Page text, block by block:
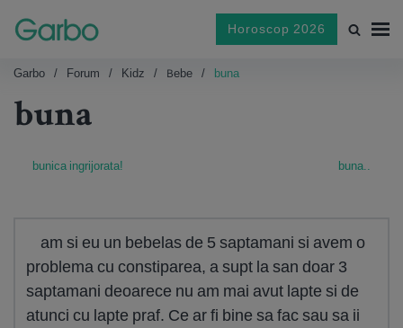
Horoscop 2026
Garbo Forum Kidz Bebe buna
buna
bunica ingrijorata! buna..
am si eu un bebelas de 5 saptamani si avem o
problema cu constiparea, a supt la san doar 3
saptamani deoarece nu am mai avut lapte si de
atunci cu lapte praf. Ce ar fi bine sa fac sau sa ii